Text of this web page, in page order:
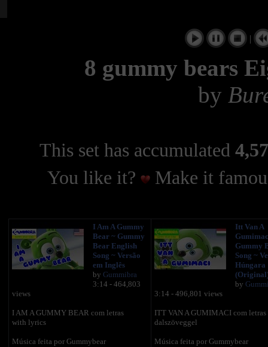
|
8 gummy bears
by
This set has accumulated
You like it?
Make it
I Am A Gummy
Bear ~ Gummy
Bear English
Song ~ Versão
em Inglês
by Gummibra
3:14 - 464,803
views
I AM A GUMMY BEAR com letras
with lyrics
Música feita por Gummybear
Itt Van A
Gummy
Song ~
Húngara
by
3:14 - 496,801 views
ITT VAN A GUMIMACI com letras
dalszöveggel
Música feita por Gummybear